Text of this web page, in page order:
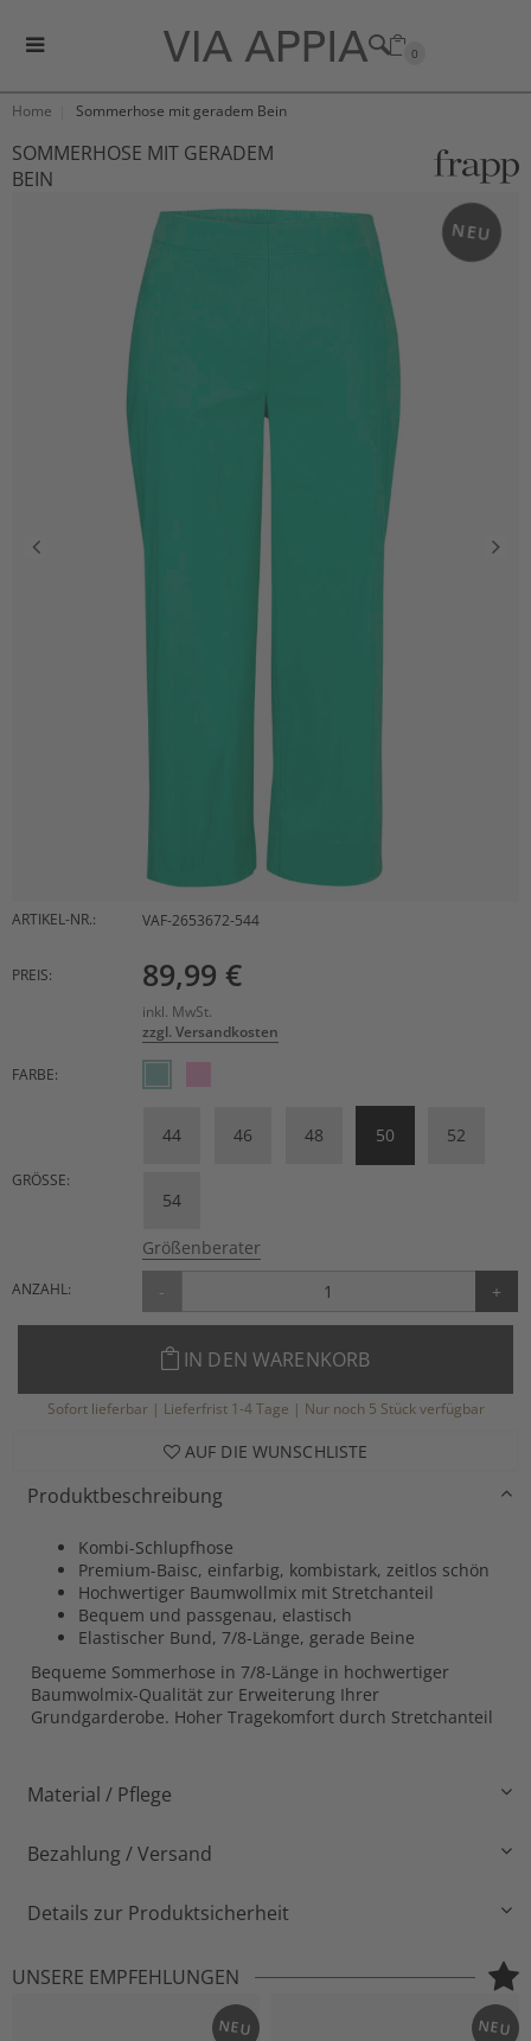
0
Home Sommerhose mit geradem Bein
SOMMERHOSE MIT GERADEM
BEIN
NEU
ARTIKEL-NR.: VAF-2653672-544
PREIS: 89,99 €
inkl. MwSt.
zzgl. Versandkosten
FARBE:
GRÖSSE:
44 46 48 50 52
54
Größenberater
ANZAHL: - +
IN DEN WARENKORB
Sofort lieferbar | Lieferfrist 1-4 Tage | Nur noch 5 Stück verfügbar
AUF DIE WUNSCHLISTE
Produktbeschreibung
Kombi-Schlupfhose
Premium-Baisc, einfarbig, kombistark, zeitlos schön
Hochwertiger Baumwollmix mit Stretchanteil
Bequem und passgenau, elastisch
Elastischer Bund, 7/8-Länge, gerade Beine
Bequeme Sommerhose in 7/8-Länge in hochwertiger
Baumwolmix-Qualität zur Erweiterung Ihrer
Grundgarderobe. Hoher Tragekomfort durch Stretchanteil
Material / Pflege
Bezahlung / Versand
Details zur Produktsicherheit
UNSERE EMPFEHLUNGEN
NEU NEU